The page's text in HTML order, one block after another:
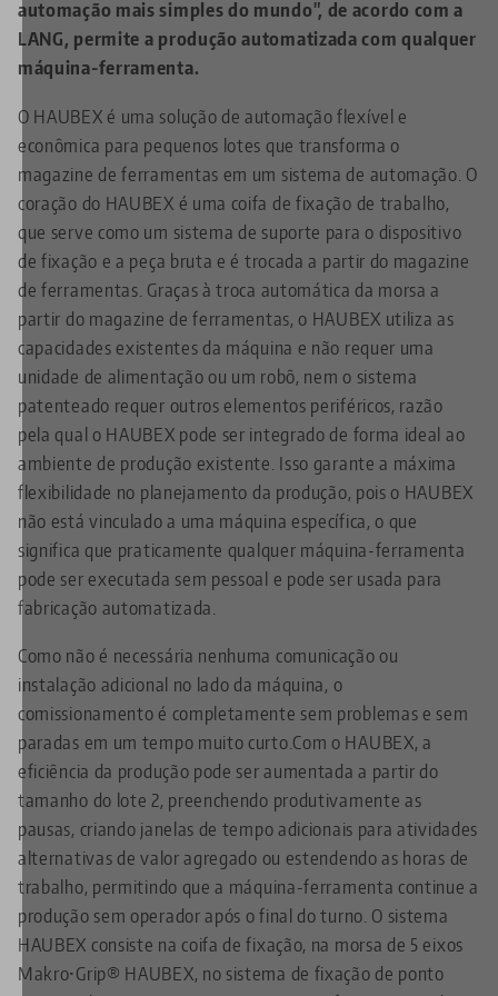
automação mais simples do mundo", de acordo com a
LANG, permite a produção automatizada com qualquer
máquina-ferramenta.
O HAUBEX é uma solução de automação flexível e
econômica para pequenos lotes que transforma o
magazine de ferramentas em um sistema de automação. O
coração do HAUBEX é uma coifa de fixação de trabalho,
que serve como um sistema de suporte para o dispositivo
de fixação e a peça bruta e é trocada a partir do magazine
de ferramentas. Graças à troca automática da morsa a
partir do magazine de ferramentas, o HAUBEX utiliza as
capacidades existentes da máquina e não requer uma
unidade de alimentação ou um robô, nem o sistema
patenteado requer outros elementos periféricos, razão
pela qual o HAUBEX pode ser integrado de forma ideal ao
ambiente de produção existente. Isso garante a máxima
flexibilidade no planejamento da produção, pois o HAUBEX
não está vinculado a uma máquina específica, o que
significa que praticamente qualquer máquina-ferramenta
pode ser executada sem pessoal e pode ser usada para
fabricação automatizada.
Como não é necessária nenhuma comunicação ou
instalação adicional no lado da máquina, o
comissionamento é completamente sem problemas e sem
paradas em um tempo muito curto.Com o HAUBEX, a
eficiência da produção pode ser aumentada a partir do
tamanho do lote 2, preenchendo produtivamente as
pausas, criando janelas de tempo adicionais para atividades
alternativas de valor agregado ou estendendo as horas de
trabalho, permitindo que a máquina-ferramenta continue a
produção sem operador após o final do turno. O sistema
HAUBEX consiste na coifa de fixação, na morsa de 5 eixos
Makro•Grip® HAUBEX, no sistema de fixação de ponto